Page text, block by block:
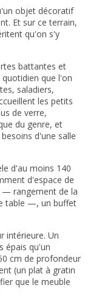
objet décoratif
Et sur ce terrain,
qu'on s'y
battantes et
que l'on
saladiers,
les petits
de verre,
du genre, et
d'une salle
d'au moins 140
d'espace de
— rangement de la
table —, un buffet
intérieure. Un
épais qu'un
cm de profondeur
(un plat à gratin
que le meuble